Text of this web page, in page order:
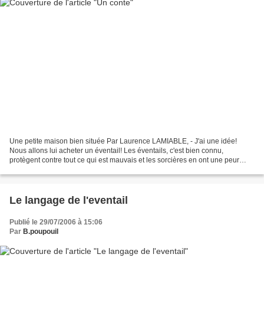
Une petite maison bien située Par Laurence LAMIABLE, - J'ai une idée!
Nous allons lui acheter un éventail! Les éventails, c'est bien connu,
protègent contre tout ce qui est mauvais et les sorcières en ont une peur
Le langage de l'eventail
Publié le 29/07/2006 à 15:06
Par B.poupouil